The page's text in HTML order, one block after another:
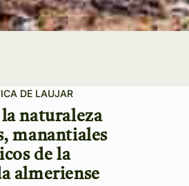
DE LAUJAR
naturaleza
manantiales
de la
almeriense